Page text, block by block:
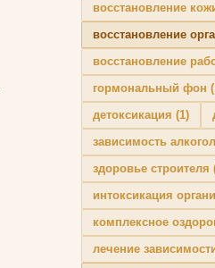
восстановление
восстановление
восстановление
гормональный фон
детоксикация (1)
зависимость
здоровье строителя
интоксикация
комплексное
лечение